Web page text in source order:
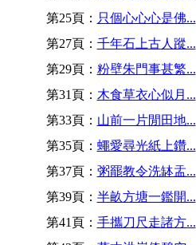
第25頁： 只個心心心是佛...
第27頁： 千年石上古人蹤...
第29頁： 粉壁朱門事甚繁...
第31頁： 木食草衣心似月...
第33頁： 山前一片閒田地...
第35頁： 蠅愛尋光紙上鑽...
第37頁： 粥罷教令洗缽盂...
第39頁： 半畝方塘一鑑開...
第41頁： 手攜刀尺走諸方...